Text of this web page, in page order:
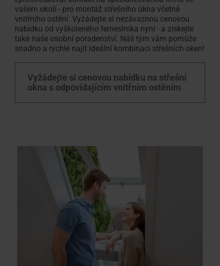
vašem okolí - pro montáž střešního okna včetně
vnitřního ostění. Vyžádejte si nezávaznou cenovou
nabídku od vyškoleného řemeslníka nyní - a získejte
také naše osobní poradenství. Náš tým vám pomůže
snadno a rychle najít ideální kombinaci střešních oken!
Vyžádejte si cenovou nabídku na střešní
okna s odpovídajícím vnitřním ostěním